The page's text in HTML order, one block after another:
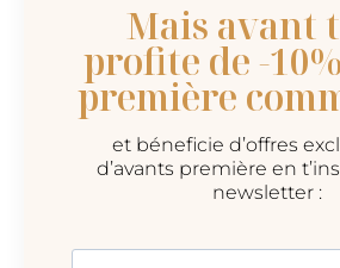
Mais avant
profite de -
première
et béneficie d’offres
d’avants première en
newsletter :